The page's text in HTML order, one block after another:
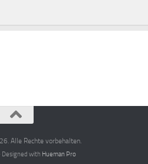
Alle Rechte vorbehalten.
with Hueman Pro